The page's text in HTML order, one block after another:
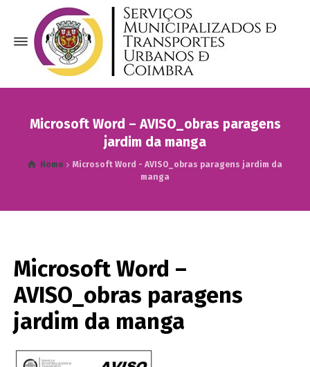
Microsoft Word – AVISO_obras paragens
jardim da manga
Home
Microsoft Word - AVISO_obras paragens jardim da
manga
Microsoft Word –
AVISO_obras paragens
jardim da manga